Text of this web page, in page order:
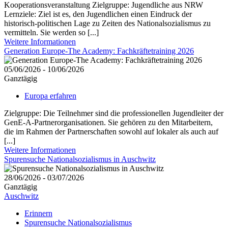
Kooperationsveranstaltung Zielgruppe: Jugendliche aus NRW
Lernziele: Ziel ist es, den Jugendlichen einen Eindruck der
historisch-politischen Lage zu Zeiten des Nationalsozialismus zu
vermitteln. Sie werden so [...]
Weitere Informationen
Generation Europe-The Academy: Fachkräftetraining 2026
05/06/2026 - 10/06/2026
Ganztägig
Europa erfahren
Zielgruppe: Die Teilnehmer sind die professionellen Jugendleiter der
GenE-A-Partnerorganisationen. Sie gehören zu den Mitarbeitern,
die im Rahmen der Partnerschaften sowohl auf lokaler als auch auf
[...]
Weitere Informationen
Spurensuche Nationalsozialismus in Auschwitz
28/06/2026 - 03/07/2026
Ganztägig
Auschwitz
Erinnern
Spurensuche Nationalsozialismus